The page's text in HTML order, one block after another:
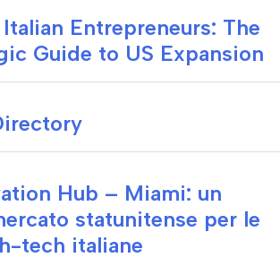
Entrepreneurs: The
Guide to US Expansion
Hub – Miami: un
statunitense per le
tech italiane